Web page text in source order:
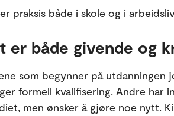
praksis både i skole og i
både givende og
som begynner på
formell kvalifisering. Andre har
men ønsker å gjøre noe nytt.